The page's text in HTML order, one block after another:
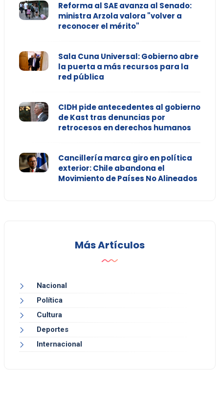
Reforma al SAE avanza al Senado:
ministra Arzola valora "volver a
reconocer el mérito"
Sala Cuna Universal: Gobierno abre
la puerta a más recursos para la
red pública
CIDH pide antecedentes al gobierno
de Kast tras denuncias por
retrocesos en derechos humanos
Cancillería marca giro en política
exterior: Chile abandona el
Movimiento de Países No Alineados
Más Artículos
Nacional
Política
Cultura
Deportes
Internacional